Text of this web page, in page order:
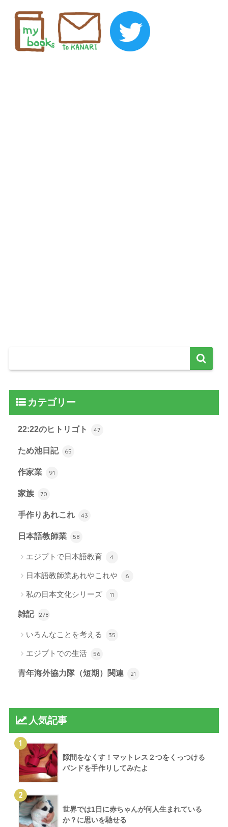
カテゴリー
22:22のヒトリゴト 47
ため池日記 65
作家業 91
家族 70
手作りあれこれ 43
日本語教師業 58
エジプトで日本語教育 4
日本語教師業あれやこれや 6
私の日本文化シリーズ 11
雑記 278
いろんなことを考える 35
エジプトでの生活 56
青年海外協力隊（短期）関連 21
人気記事
1
隙間をなくす！マットレス２つをくっつける
バンドを手作りしてみたよ
2
世界では1日に赤ちゃんが何人生まれている
か？に思いを馳せる